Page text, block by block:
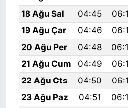
18 Ağu Sal
04:45
19 Ağu Çar
04:46
20 Ağu Per
04:48
21 Ağu Cum
04:49
22 Ağu Cts
04:50
23 Ağu Paz
04:51